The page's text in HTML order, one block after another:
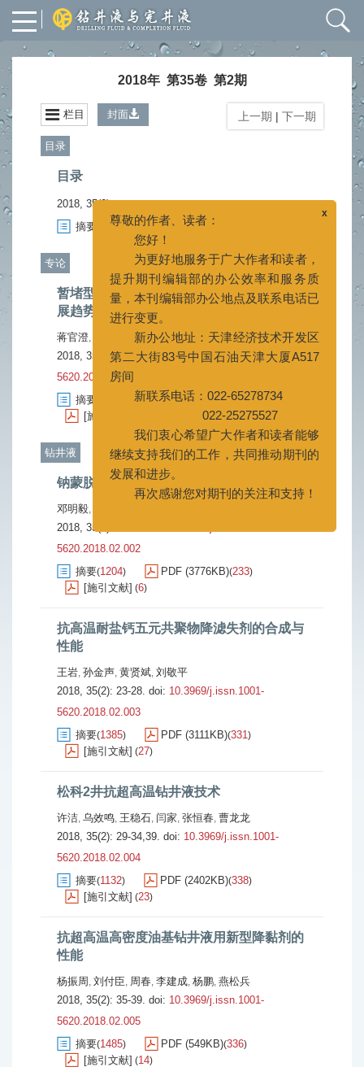
2018年 第35卷 第2期
栏目 封面 上一期 | 下一期
目录
目录
2018, 35(2).
摘要
750) PDF (874KB)
专论
暂堵型保护油气层钻井液技术研究进展与发
展趋势
蒋官澄, 周宝义,宋然然
2018, 35(2): 1-16.doi:10.3969/j.issn.1001-
5620.2018.02.001
摘要
PDF (4562KB)(602)
[施引文献]
钻井液
钠蒙脱土结合水的热分析定量研究方法
邓明毅,
2018, 35(2): 17-22.
5620.2018.02.002
摘要(1204) PDF (3776KB)(233)
[施引文献] (6)
抗高温耐盐钙五元共聚物降滤失剂的合成与
性能
王岩, 孙金声, 黄贤斌, 刘敬平
2018, 35(2): 23-28. doi: 10.3969/j.issn.1001-
5620.2018.02.003
摘要(1385) PDF (3111KB)(331)
[施引文献] (27)
松科2井抗超高温钻井液技术
许洁, 乌效鸣, 王稳石, 闫家, 张恒春, 曹龙龙
2018, 35(2): 29-34,39. doi: 10.3969/j.issn.1001-
5620.2018.02.004
摘要(1132) PDF (2402KB)(338)
[施引文献] (23)
抗超高温高密度油基钻井液用新型降黏剂的
性能
杨振周 , 刘付臣, 周春, 李建成, 杨鹏, 燕松兵
2018, 35(2): 35-39. doi: 10.3969/j.issn.1001-
5620.2018.02.005
摘要(1485) PDF (549KB)(336)
[施引文献] (14)
尊敬的作者、读者：
您好！
为更好地服务于广大作者和读者，
提升期刊编辑部的办公效率和服务质
量，本刊编辑部办公地点及联系电话已
进行变更。
新办公地址：天津经济技术开发区
第二大街83号中国石油天津大厦A517
房间
新联系电话：022-65278734
022-25275527
我们衷心希望广大作者和读者能够
继续支持我们的工作，共同推动期刊的
发展和进步。
再次感谢您对期刊的关注和支持！